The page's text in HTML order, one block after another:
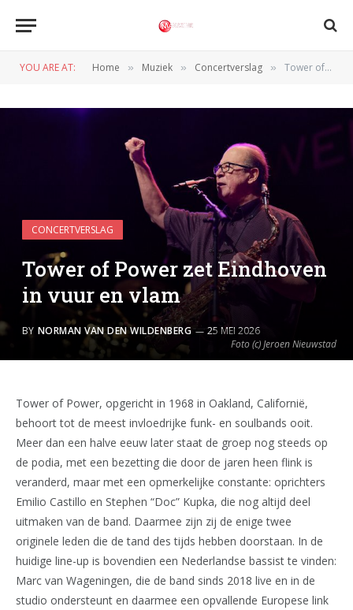
YOU ARE AT: Home » Muziek » Concertverslag » Tower of Power zet Eindhoven in vuur en vlam
Foto (c) Jeroen Nieuwstad
CONCERTVERSLAG
Tower of Power zet Eindhoven
in vuur en vlam
BY NORMAN VAN DEN WILDENBERG 25 MEI 2026
Tower of Power, opgericht in 1968 in Oakland, Californië,
behoort tot de meest invloedrijke funk- en soulbands ooit.
Meer dan een halve eeuw later staat de groep nog steeds op
de podia, met een bezetting die door de jaren heen flink is
veranderd, maar met een opmerkelijke constante: oprichters
Emilio Castillo en Stephen “Doc” Kupka, die nog altijd deel
uitmaken van de band. Daarmee zijn zij de enige twee
originele leden die de tand des tijds hebben doorstaan. In de
huidige line-up is bovendien een Nederlandse bassist te vinden:
Marc van Wageningen, die de band sinds 2018 live en in de
studio ondersteunt en daarmee een opvallende Europese link